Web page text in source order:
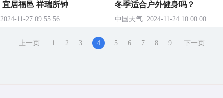
宜居福邑 祥瑞所钟
2024-11-27 09:55:56
冬季适合户外健身吗？
中国天气 2024-11-24 10:00:00
上一页 1 2 3 4 5 6 7 8 9 下一页